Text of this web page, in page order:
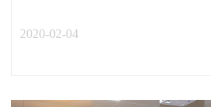
2020-02-04